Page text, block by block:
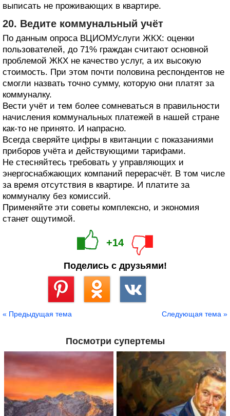
выписать не проживающих в квартире.
20. Ведите коммунальный учёт
По данным опроса ВЦИОМУслуги ЖКХ: оценки
пользователей, до 71% граждан считают основной
проблемой ЖКХ не качество услуг, а их высокую
стоимость. При этом почти половина респондентов не
смогли назвать точно сумму, которую они платят за
коммуналку.
Вести учёт и тем более сомневаться в правильности
начисления коммунальных платежей в нашей стране
как-то не принято. И напрасно.
Всегда сверяйте цифры в квитанции с показаниями
приборов учёта и действующими тарифами.
Не стесняйтесь требовать у управляющих и
энергоснабжающих компаний перерасчёт. В том числе
за время отсутствия в квартире. И платите за
коммуналку без комиссий.
Применяйте эти советы комплексно, и экономия
станет ощутимой.
+14
Поделись с друзьями!
« Предыдущая тема Следующая тема »
Посмотри супертемы